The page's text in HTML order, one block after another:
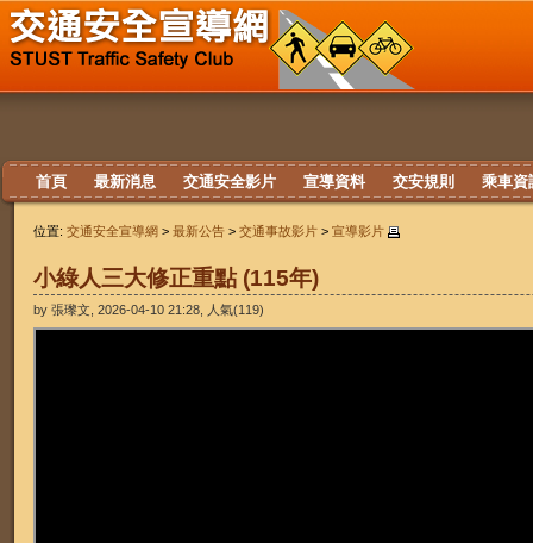
首頁 最新消息 交通安全影片 宣導資料 交安規則 乘車資
位置: 交通安全宣導網 > 最新公告 > 交通事故影片 > 宣導影片
小綠人三大修正重點 (115年)
by 張瓈文, 2026-04-10 21:28, 人氣(119)